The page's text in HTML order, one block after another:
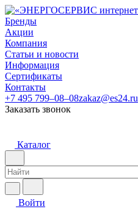
Бренды
Акции
Компания
Статьи и новости
Информация
Сертификаты
Контакты
+7 495 799–08–08zakaz@es24.ru
Заказать звонок
Каталог
Войти